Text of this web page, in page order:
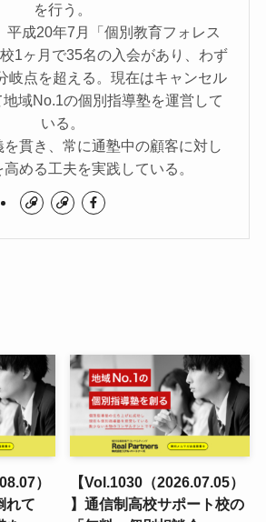
を行う。
平成20年7月「個別教育フォレス
1ヶ月で35名の入会があり、わず
岐点を超える。現在はキャンセル
域No.1の個別指導塾を運営して
いる。
貫き、常に通塾中の顧客に対し
める工夫を実践している。
）
れて
【Vol.1030（2026.07.05）
】通信制高校サポート校の